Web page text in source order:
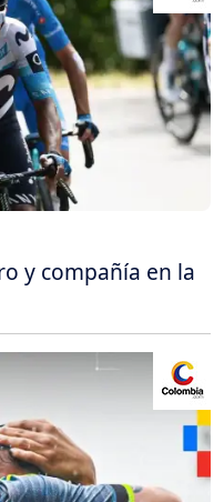
y compañía en la